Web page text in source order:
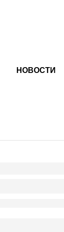
НОВОСТИ